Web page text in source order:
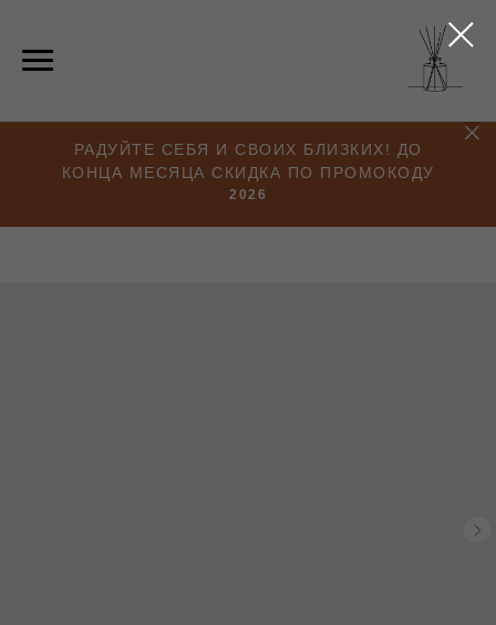
РАДУЙТЕ СЕБЯ И СВОИХ БЛИЗКИХ! ДО
КОНЦА МЕСЯЦА СКИДКА ПО ПРОМОКОДУ
2026